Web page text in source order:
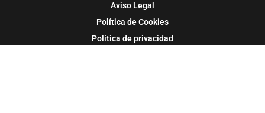
Aviso Legal
Política de Cookies
Política de privacidad